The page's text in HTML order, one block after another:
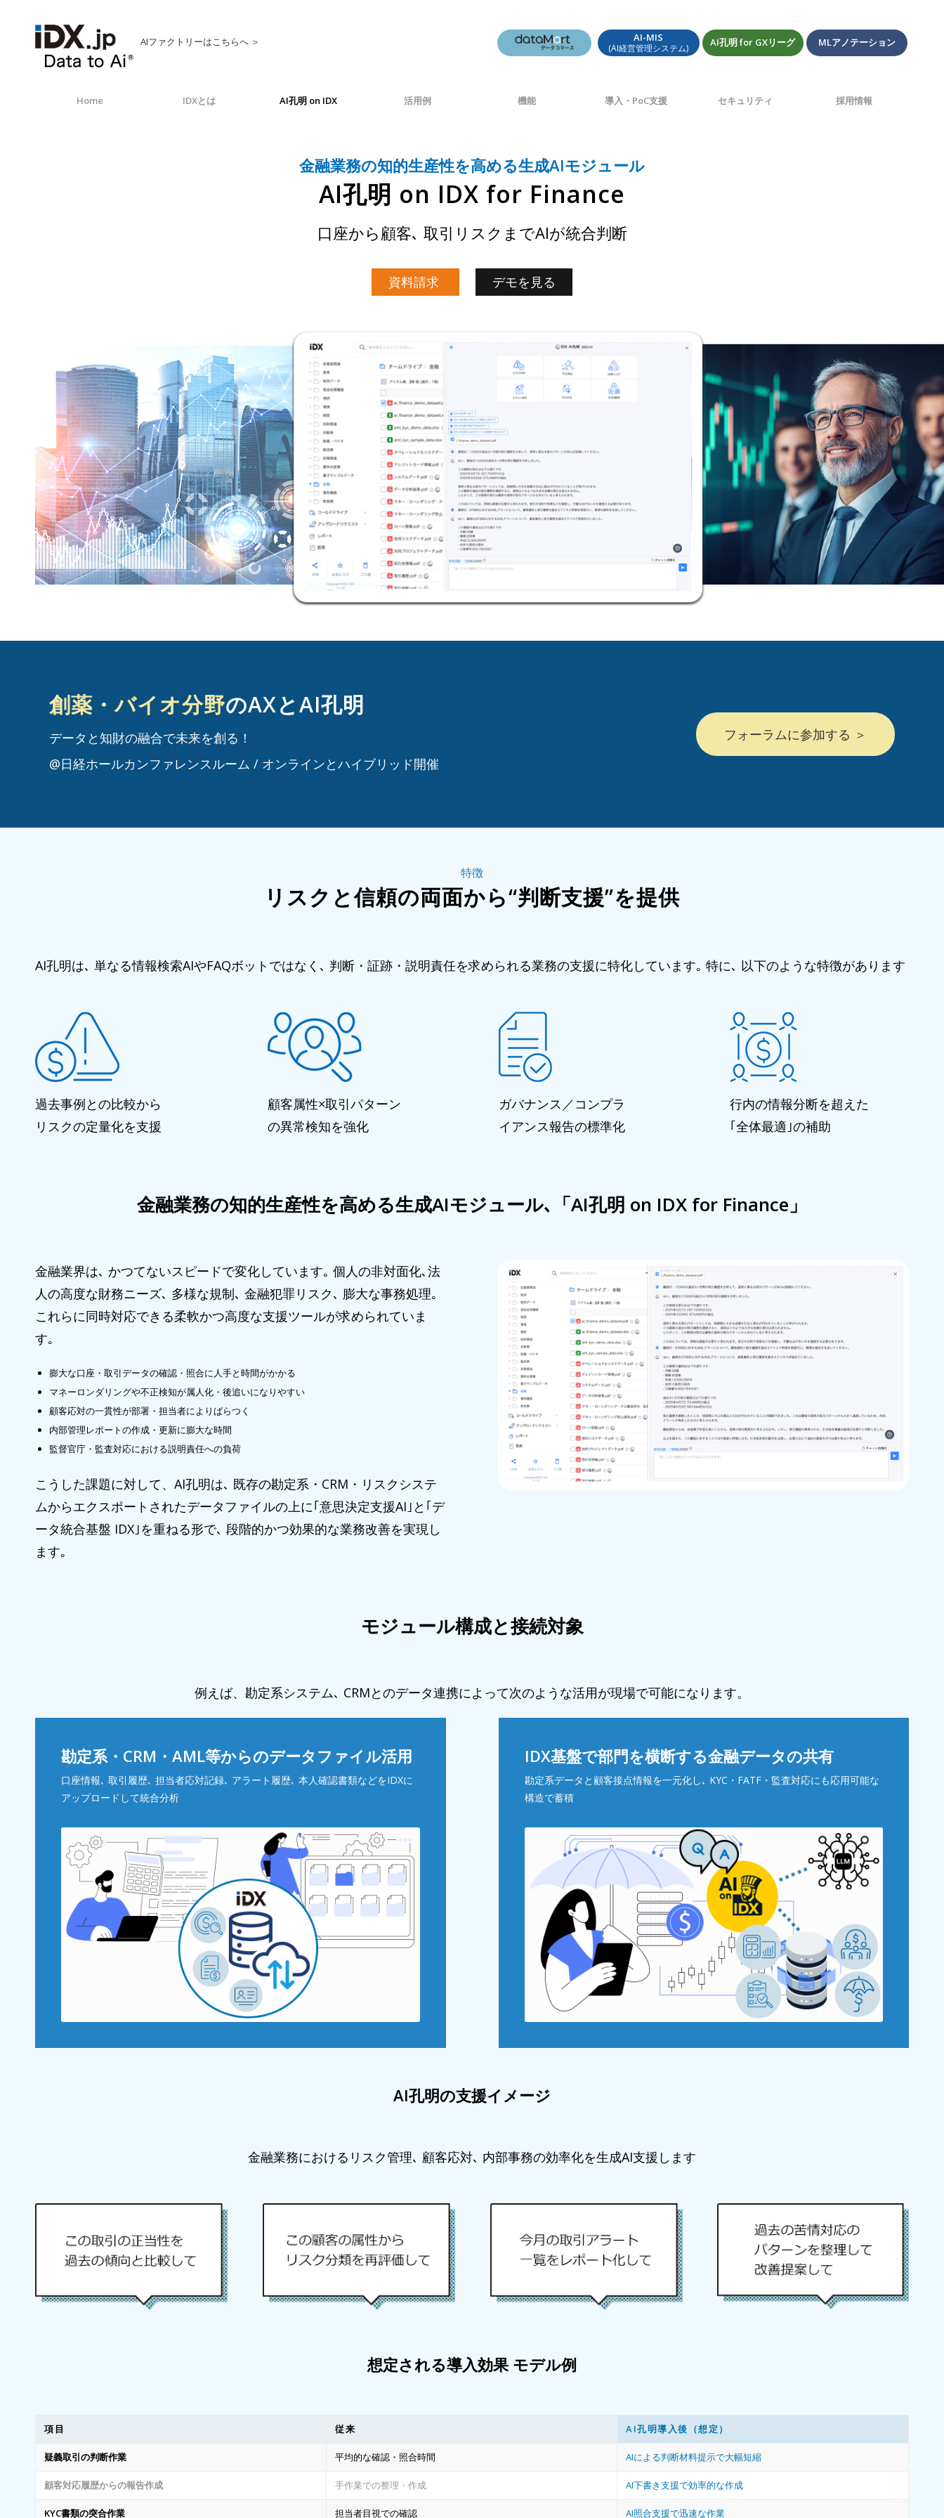
AIファクトリーはこちらへ ＞ AI-MIS
(AI経営管理システム) AI孔明 for GXリーグ MLアノテーション
Home IDXとは AI孔明 on IDX 活用例 機能 導入・PoC支援 セキュリティ 採用情報
金融業務の知的生産性を高める生成AIモジュール
AI孔明 on IDX for Finance
口座から顧客､ 取引リスクまでAIが統合判断
資料請求 デモを見る
創薬・バイオ分野のAXとAI孔明
データと知財の融合で未来を創る！
@日経ホールカンファレンスルーム / オンラインとハイブリッド開催
フォーラムに参加する ＞
特徴
リスクと信頼の両面から“判断支援”を提供
AI孔明は､ 単なる情報検索AIやFAQボットではなく､ 判断・証跡・説明責任を求められる業務の支援に特化しています｡ 特に､ 以下のような特徴があります
過去事例との比較から
リスクの定量化を支援
顧客属性×取引パターン
の異常検知を強化
ガバナンス／コンプラ
イアンス報告の標準化
行内の情報分断を超えた
｢全体最適｣の補助
金融業務の知的生産性を高める生成AIモジュール､「AI孔明 on IDX for Finance」
金融業界は､ かつてないスピードで変化しています｡ 個人の非対面化､法
人の高度な財務ニーズ､ 多様な規制､ 金融犯罪リスク､ 膨大な事務処理｡
これらに同時対応できる柔軟かつ高度な支援ツールが求められていま
す｡
膨大な口座・取引データの確認・照合に人手と時間がかかる
マネーロンダリングや不正検知が属人化・後追いになりやすい
顧客応対の一貫性が部署・担当者によりばらつく
内部管理レポートの作成・更新に膨大な時間
監督官庁・監査対応における説明責任への負荷
こうした課題に対して、AI孔明は､ 既存の勘定系・CRM・リスクシステ
ムからエクスポートされたデータファイルの上に｢意思決定支援AI｣と｢デ
ータ統合基盤 IDX｣を重ねる形で､ 段階的かつ効果的な業務改善を実現し
ます｡
モジュール構成と接続対象
例えば、勘定系システム､ CRMとのデータ連携によって次のような活用が現場で可能になります。
勘定系・CRM・AML等からのデータファイル活用
口座情報､ 取引履歴､ 担当者応対記録､ アラート履歴､ 本人確認書類などをIDXに
アップロードして統合分析
IDX基盤で部門を横断する金融データの共有
勘定系データと顧客接点情報を一元化し､ KYC・FATF・監査対応にも応用可能な
構造で蓄積
AI孔明の支援イメージ
金融業務におけるリスク管理､ 顧客応対､ 内部事務の効率化を生成AI支援します
想定される導入効果 モデル例
項目 従来 AI孔明導入後（想定）
疑義取引の判断作業 平均的な確認・照合時間 AIによる判断材料提示で大幅短縮
顧客対応履歴からの報告作成 手作業での整理・作成 AI下書き支援で効率的な作成
KYC書類の突合作業 担当者目視での確認 AI照合支援で迅速な作業